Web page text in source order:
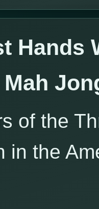
Hands
of the
in the